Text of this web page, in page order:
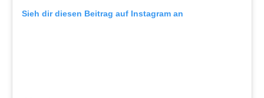
Sieh dir diesen Beitrag auf Instagram an